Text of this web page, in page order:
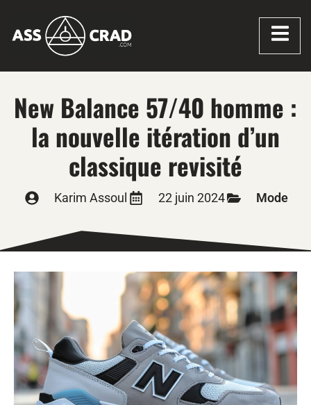
New Balance 57/40 homme :
la nouvelle itération d’un
classique revisité
Karim Assoul 22 juin 2024 Mode